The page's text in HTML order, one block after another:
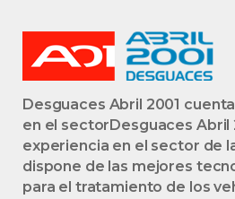
Desguaces Abril 2001
en el sectorDesguaces Abril
experiencia en el sector de
dispone de las mejores
para el tratamiento de los